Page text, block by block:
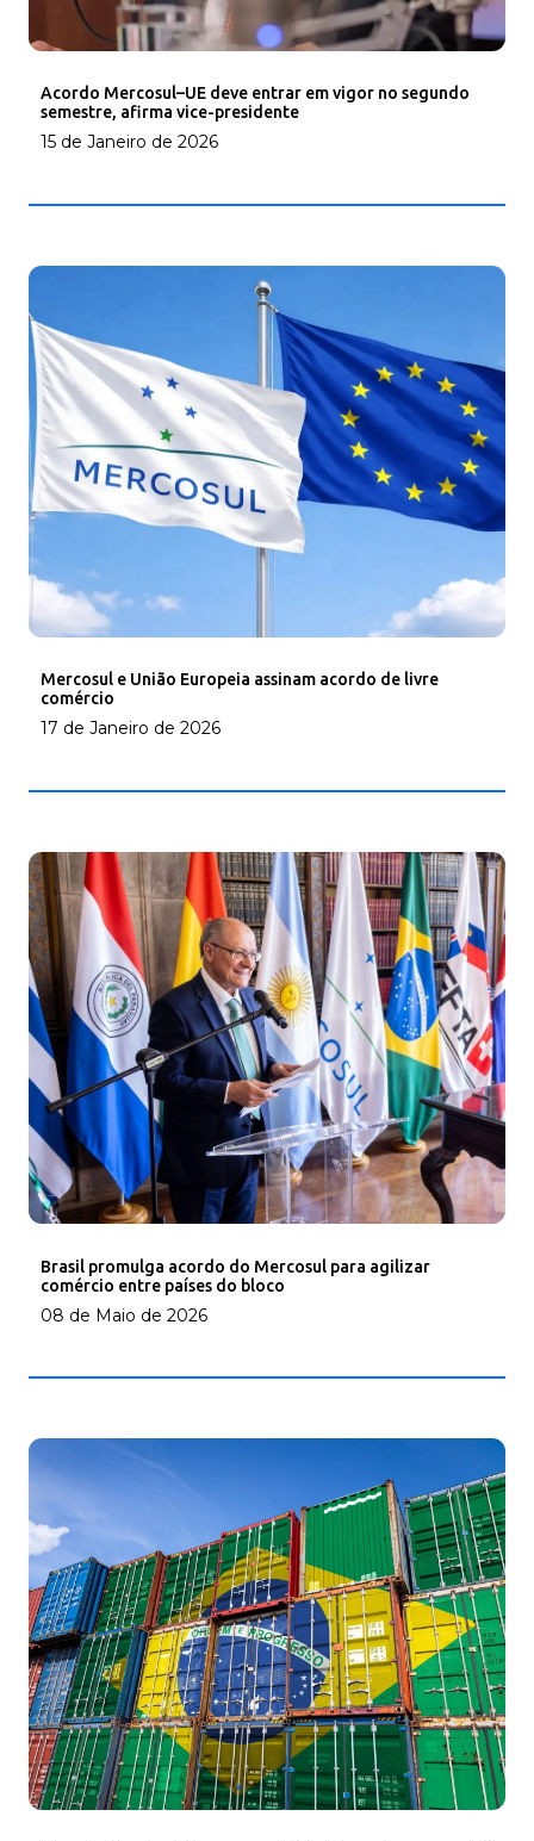
Acordo Mercosul–UE deve entrar em vigor no segundo
semestre, afirma vice-presidente
15 de Janeiro de 2026
Mercosul e União Europeia assinam acordo de livre
comércio
17 de Janeiro de 2026
Brasil promulga acordo do Mercosul para agilizar
comércio entre países do bloco
08 de Maio de 2026